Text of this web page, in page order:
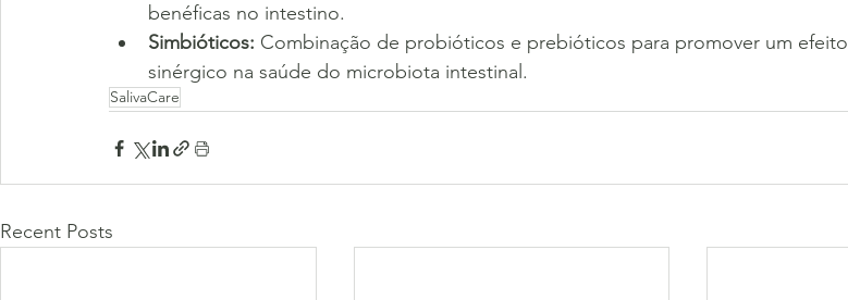
benéficas no intestino.
Simbióticos: Combinação de probióticos e prebióticos para promover um efeito
sinérgico na saúde do microbiota intestinal.
SalivaCare
Recent Posts